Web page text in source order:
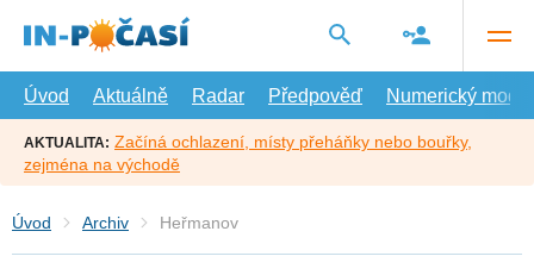
hlavní
Úvod
Aktuálně Radar Předpověď Numerický model
AKTUALITA: Začíná ochlazení, místy přeháňky nebo bouřky,
zejména na východě
Úvod Archiv Heřmanov